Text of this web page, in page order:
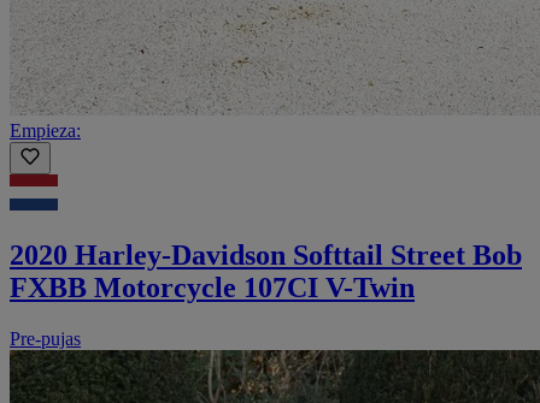
Empieza:
2020 Harley-Davidson Softtail Street Bob
FXBB Motorcycle 107CI V-Twin
Pre-pujas